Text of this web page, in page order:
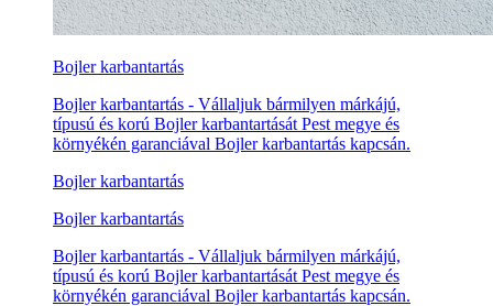
Bojler karbantartás
Bojler karbantartás - Vállaljuk bármilyen márkájú,
típusú és korú Bojler karbantartását Pest megye és
környékén garanciával Bojler karbantartás kapcsán.
Bojler karbantartás
Bojler karbantartás
Bojler karbantartás - Vállaljuk bármilyen márkájú,
típusú és korú Bojler karbantartását Pest megye és
környékén garanciával Bojler karbantartás kapcsán.